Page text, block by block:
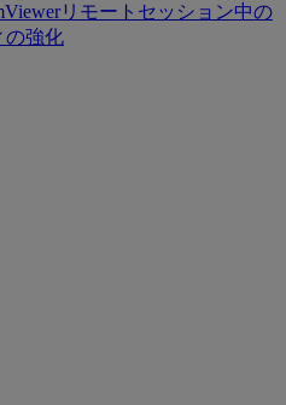
リモートセッション中の
の強化